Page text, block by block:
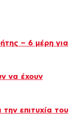
– 6 μέρη για
να έχουν
επιτυχία του